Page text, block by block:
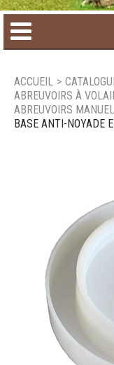
ACCUEIL >
ABREUVOIRS À
ABREUVOIRS
BASE ANTI-NOYADE